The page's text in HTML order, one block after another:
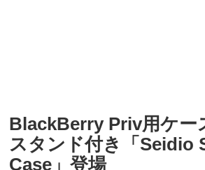
BlackBerry Priv用ケー
スタンド付き「Seidio
Case」登場